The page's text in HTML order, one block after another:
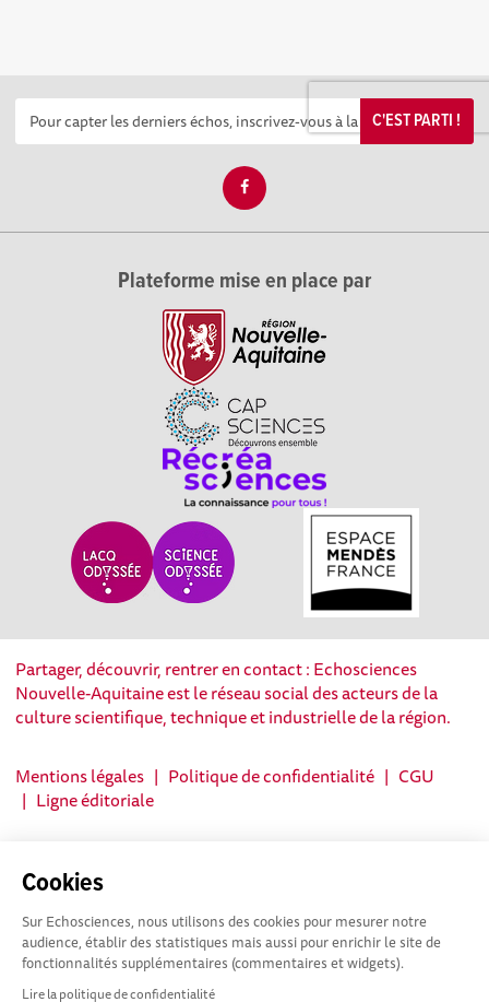
Cookies
Sur Echosciences, nous utilisons des cookies pour mesurer notre
audience, établir des statistiques mais aussi pour enrichir le site de
fonctionnalités supplémentaires (commentaires et widgets).
Lire la politique de confidentialité
C'EST PARTI !
Plateforme mise en place par
Partager, découvrir, rentrer en contact : Echosciences
Nouvelle-Aquitaine est le réseau social des acteurs de la
culture scientifique, technique et industrielle de la région.
Mentions légales | Politique de confidentialité | CGU
| Ligne éditoriale